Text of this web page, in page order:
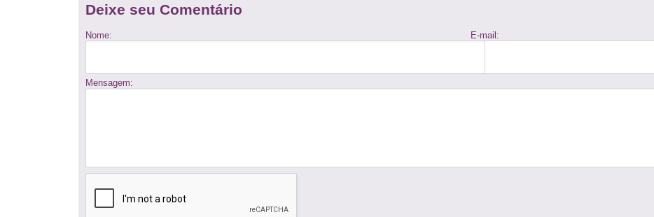
Deixe seu Comentário
Nome: E-mail:
Mensagem: